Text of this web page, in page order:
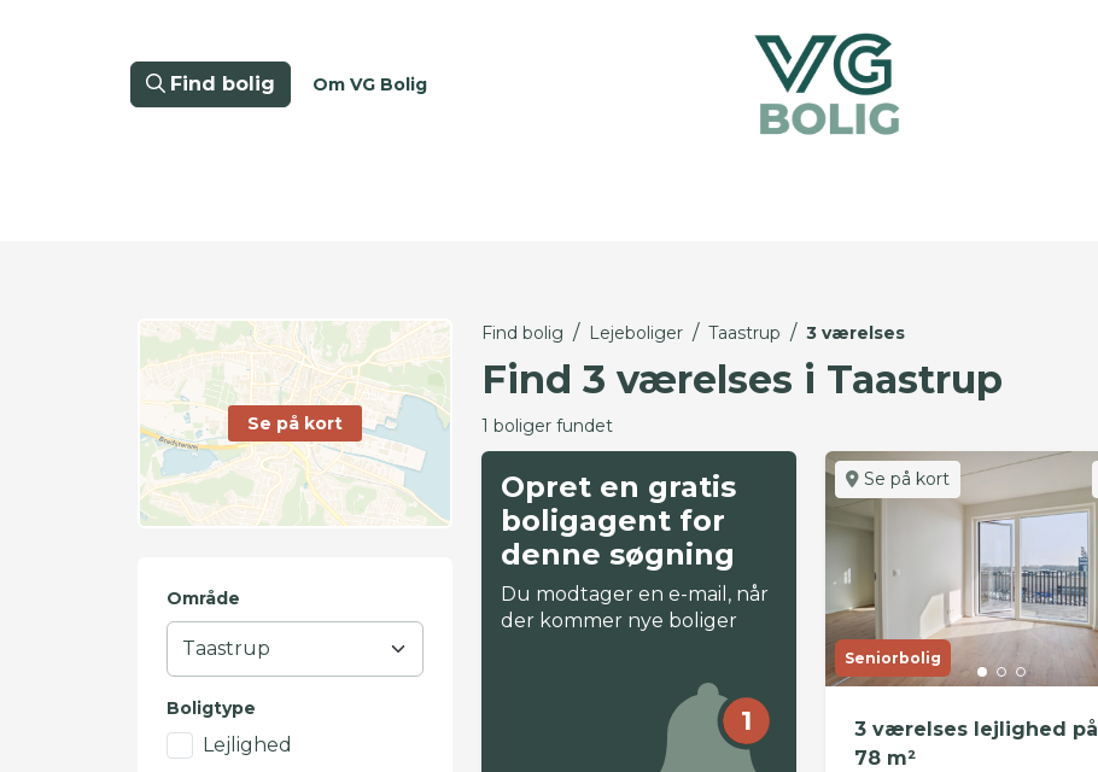
Find bolig Om VG Bolig
Se på kort
Område
Boligtype
Lejlighed
Find bolig / Lejeboliger / Taastrup / 3 værelses
Find 3 værelses i Taastrup
1 boliger fundet
Opret en gratis
boligagent for
denne søgning
Du modtager en e-mail, når
der kommer nye boliger
1
Se på kort
Seniorbolig
3 værelses lejlighed på
78 m²